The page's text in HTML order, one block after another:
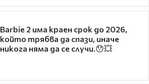
Barbie 2 има краен срок до 2026,
който трябва да спази, иначе
никога няма да се случи.😯💥